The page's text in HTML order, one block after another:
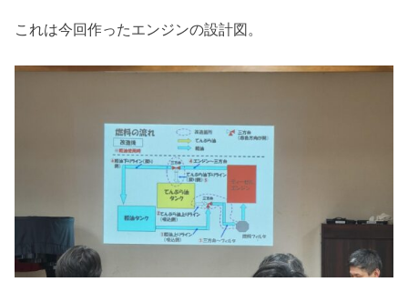
これは今回作ったエンジンの設計図。